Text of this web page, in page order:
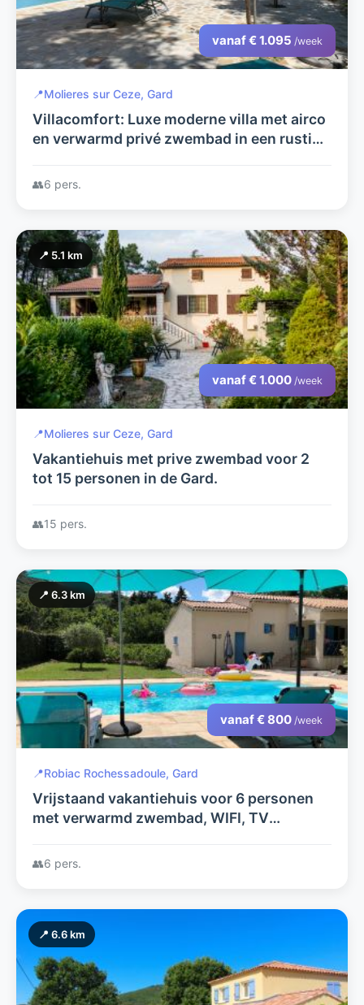
vanaf € 1.095 /week
📍Molieres sur Ceze, Gard
Villacomfort: Luxe moderne villa met airco
en verwarmd privé zwembad in een rustige
Lanquedoc/ Gard/ Cevennes
👥6 pers.
📍 5.1 km
vanaf € 1.000 /week
📍Molieres sur Ceze, Gard
Vakantiehuis met prive zwembad voor 2
tot 15 personen in de Gard.
👥15 pers.
📍 6.3 km
vanaf € 800 /week
📍Robiac Rochessadoule, Gard
Vrijstaand vakantiehuis voor 6 personen
met verwarmd zwembad, WIFI, TV
absolute privacy.
👥6 pers.
📍 6.6 km